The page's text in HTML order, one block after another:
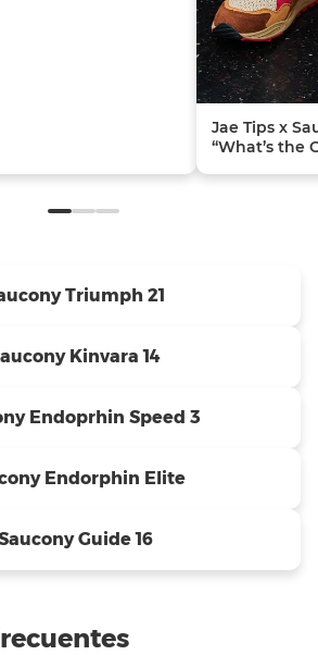
Jae Tips x
“What’s the
Triumph 21
Kinvara 14
Endoprhin Speed 3
Endorphin Elite
Guide 16